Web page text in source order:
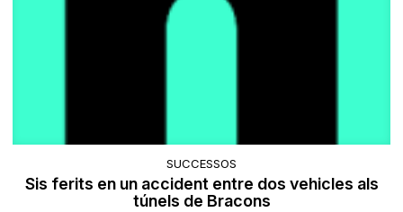
SUCCESSOS
Sis ferits en un accident entre dos vehicles als
túnels de Bracons